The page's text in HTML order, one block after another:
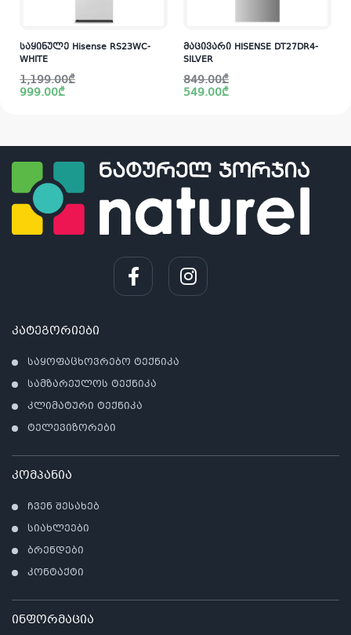
საყინულე Hisense RS23WC-
WHITE
1,199.00₾
Original
price
was:
999.00₾
Current
price
is:
მაცივარი HISENSE DT27DR4-
SILVER
849.00₾
Original
price
was:
549.00₾
Current
price
is:
კატეგორიები
საყოფაცხოვრებო ტექნიკა
სამზარეულოს ტექნიკა
კლიმატური ტექნიკა
ტელევიზორები
კომპანია
ჩვენ შესახებ
სიახლეები
ბრენდები
კონტაქტი
ინფორმაცია